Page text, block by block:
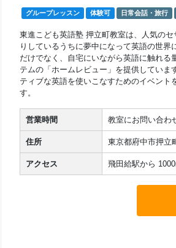
グループレッスン 体験可 日常会話・旅行
東進こども英語塾 押立町教室は、人気の
りしているうちに夢中になって英語の世
だけでなく、自宅にいながら英語に触れ
テムの「ホームレビュー」を提供してい
ティブな英語を使いこなすためのイベント
す。
営業時間 教室にお問い合わ
住所 東京都府中市押立
アクセス 飛田給駅から